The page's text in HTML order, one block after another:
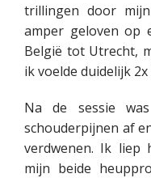
trillingen door
amper geloven op
België tot Utrecht,
ik voelde duidelijk
Na de sessie
schouderpijnen af
verdwenen. Ik liep
mijn beide